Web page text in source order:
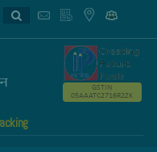
GSTIN
05AAATC2716R2ZK